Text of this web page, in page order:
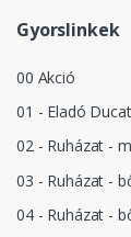
Gyorslinkek
00 Akció
01 - Eladó
02 - Ruházat -
03 - Ruházat -
04 - Ruházat -